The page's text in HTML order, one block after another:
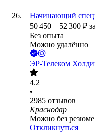
Начинающий
50 450 – 52 300 ₽
Без опыта
Можно удалённо
ЭР-Телеком
4.2
•
2985 отзывов
Краснодар
Можно без резюме
Откликнуться